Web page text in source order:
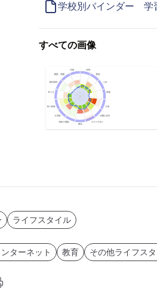
学校別バインダー 学
すべての画像
ライフスタイル
ターネット 教育 その他ライフス